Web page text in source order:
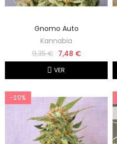
Gnomo Auto
Kannabia
9,35 € 7,48 €
VER
-20%